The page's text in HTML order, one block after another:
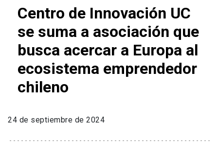
Centro de Innovación UC
se suma a asociación que
busca acercar a Europa al
ecosistema emprendedor
chileno
24 de septiembre de 2024